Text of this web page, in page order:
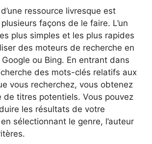
ressource livresque est
façons de le faire. L’un
plus simples et les plus rapides
des moteurs de recherche en
ou Bing. En entrant dans
des mots-clés relatifs aux
vous recherchez, vous obtenez
de titres potentiels. Vous pouvez
les résultats de votre
sélectionnant le genre, l’auteur